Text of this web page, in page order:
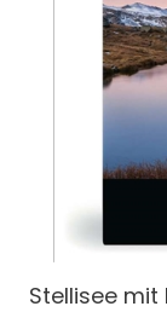
Stellisee